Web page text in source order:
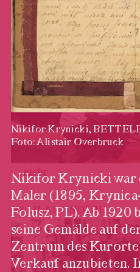
SAMAR AL SUMMARY
…mehr
HALIL ALTINDERE
Nikifor Krynicki,
Foto: Alistair Overbruck
Nikifor Krynicki war
Maler (1895,
Folusz, PL). Ab 1920
seine Gemälde auf
Zentrum des
Verkauf anzubieten.
Nikifor
Foto: Alistair